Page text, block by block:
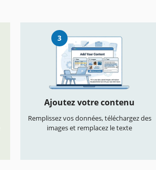
3
Ajoutez votre contenu
Remplissez vos données, téléchargez des
images et remplacez le texte